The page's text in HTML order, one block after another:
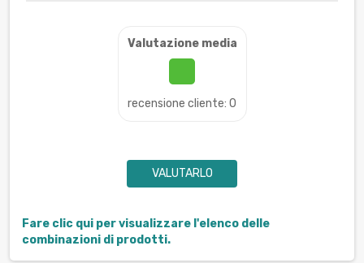
Valutazione media
recensione cliente: 0
VALUTARLO
Fare clic qui per visualizzare l'elenco delle
combinazioni di prodotti.